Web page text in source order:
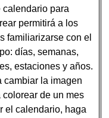
calendario para
permitirá a los
familiarizarse con el
días, semanas,
estaciones y años.
cambiar la imagen
colorear de un mes
el calendario, haga